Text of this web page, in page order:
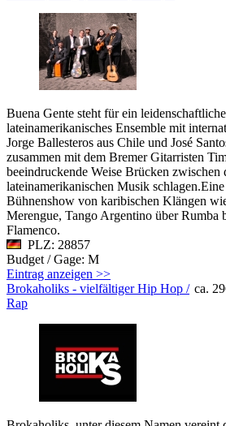
Buena Gente steht für ein
lateinamerikanisches Ensemble mit
Jorge Ballesteros aus Chile und José
zusammen mit dem Bremer Gitarristen
beeindruckende Weise Brücken zwischen
lateinamerikanischen Musik
Bühnenshow von karibischen Klängen
Merengue, Tango Argentino über Rumba
Flamenco.
PLZ: 28857
Budget / Gage: M
Eintrag anzeigen >>
ca.
Brokaholiks - vielfältiger Hip Hop /
Rap